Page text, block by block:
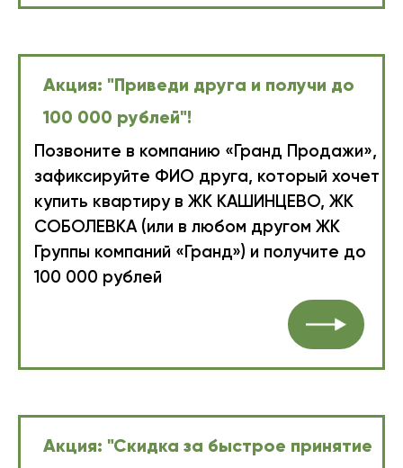
Акция: "Приведи друга и получи до
100 000 рублей"!
Позвоните в компанию «Гранд Продажи»,
зафиксируйте ФИО друга, который хочет
купить квартиру в ЖК КАШИНЦЕВО, ЖК
СОБОЛЕВКА (или в любом другом ЖК
Группы компаний «Гранд») и получите до
100 000 рублей
Акция: "Скидка за быстрое принятие